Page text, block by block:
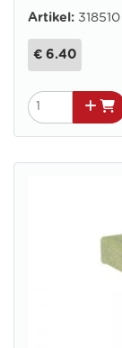
Artikel: 318510
€ 6.40